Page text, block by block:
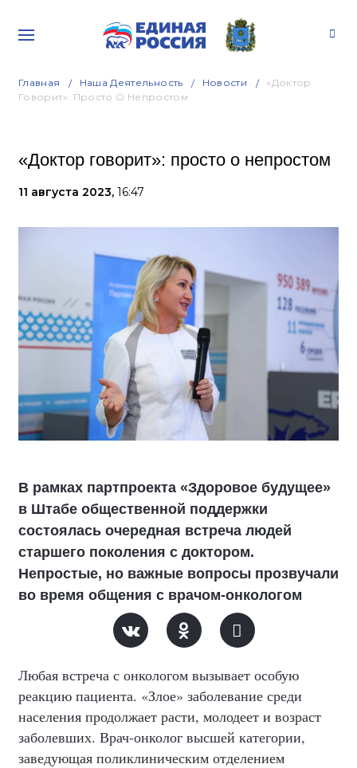
Главная Наша Деятельность Новости
«Доктор
Говорит»: Просто О Непростом
«Доктор говорит»: просто о непростом
11 августа 2023, 16:47
В рамках партпроекта «Здоровое будущее»
в Штабе общественной поддержки
состоялась очередная встреча людей
старшего поколения с доктором.
Непростые, но важные вопросы прозвучали
во время общения с врачом-онкологом
Любая встреча с онкологом вызывает особую
реакцию пациента. «Злое» заболевание среди
населения продолжает расти, молодеет и возраст
заболевших. Врач-онколог высшей категории,
заведующая поликлиническим отделением